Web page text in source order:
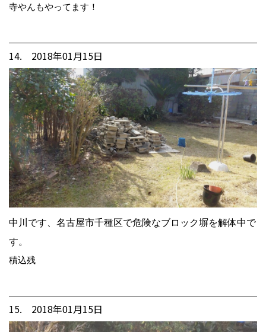
寺やんもやってます！
14. 2018年01月15日
中川です、名古屋市千種区で危険なブロック塀を解体中で
す。
積込残
15. 2018年01月15日